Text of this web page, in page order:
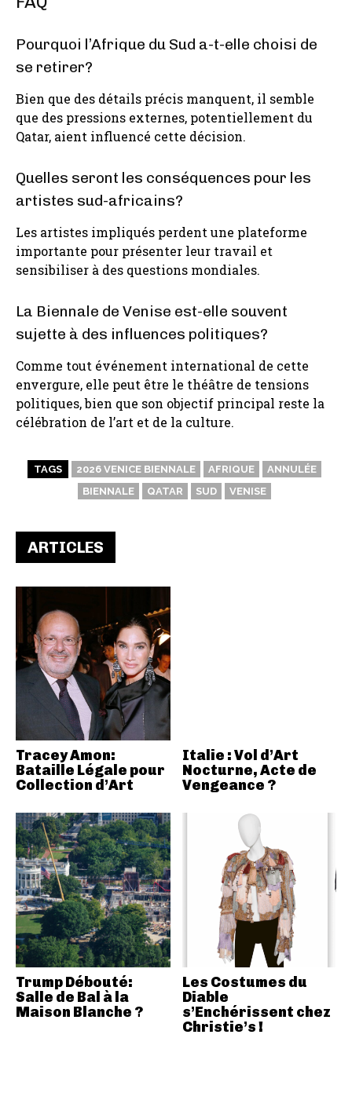
Pourquoi l’Afrique du Sud a-t-elle choisi de
se retirer?
Bien que des détails précis manquent, il semble
que des pressions externes, potentiellement du
Qatar, aient influencé cette décision.
Quelles seront les conséquences pour les
artistes sud-africains?
Les artistes impliqués perdent une plateforme
importante pour présenter leur travail et
sensibiliser à des questions mondiales.
La Biennale de Venise est-elle souvent
sujette à des influences politiques?
Comme tout événement international de cette
envergure, elle peut être le théâtre de tensions
politiques, bien que son objectif principal reste la
célébration de l’art et de la culture.
TAGS 2026 VENICE BIENNALE AFRIQUE
ANNULÉE
BIENNALE
QATAR SUD VENISE
ARTICLES
Tracey Amon:
Bataille Légale pour
Collection d’Art
Italie : Vol d’Art
Nocturne, Acte de
Vengeance ?
Trump Débouté:
Salle de Bal à la
Maison Blanche ?
Les Costumes du
Diable
s’Enchérissent chez
Christie’s !